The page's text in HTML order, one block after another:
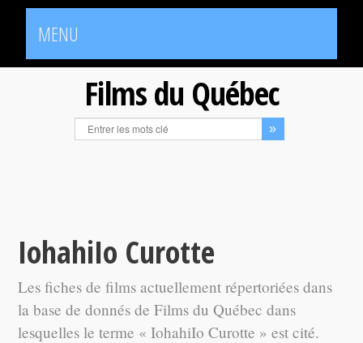
MENU
Films du Québec
IohahiIo Curotte
Les fiches de films actuellement répertoriées dans
la base de donnés de Films du Québec dans
lesquelles le terme « IohahiIo Curotte » est cité.